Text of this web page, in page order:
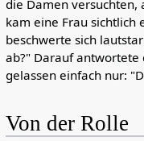
die Damen versuchten,
kam eine Frau sichtlich
beschwerte sich
ab?" Darauf
gelassen einfach nur:
Von der Rolle